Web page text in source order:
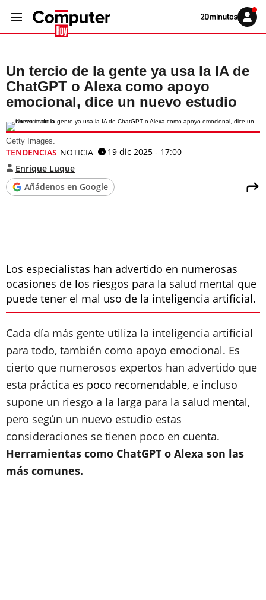
Volver
Iniciar
sesión
Un tercio de la gente ya usa la IA de
ChatGPT o Alexa como apoyo
emocional, dice un nuevo estudio
Getty Images.
TENDENCIAS NOTICIA
19 dic 2025 - 17:00
Enrique Luque
Añádenos en Google
Los especialistas han advertido en numerosas
ocasiones de los riesgos para la salud mental que
puede tener el mal uso de la inteligencia artificial.
Cada día más gente utiliza la inteligencia artificial
para todo, también como apoyo emocional. Es
cierto que numerosos expertos han advertido que
esta práctica es poco recomendable, e incluso
supone un riesgo a la larga para la salud mental,
pero según un nuevo estudio estas
consideraciones se tienen poco en cuenta.
Herramientas como ChatGPT o Alexa son las
más comunes.